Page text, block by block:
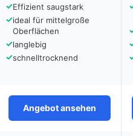
✓Effizient saugstark
✓ideal für mittelgroße
Oberflächen
✓langlebig
✓schnelltrocknend
Angebot ansehen